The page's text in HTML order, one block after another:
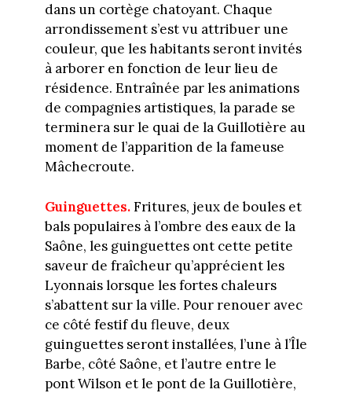
dans un cortège chatoyant. Chaque
arrondissement s’est vu attribuer une
couleur, que les habitants seront invités
à arborer en fonction de leur lieu de
résidence. Entraînée par les animations
de compagnies artistiques, la parade se
terminera sur le quai de la Guillotière au
moment de l’apparition de la fameuse
Mâchecroute.
Guinguettes. Fritures, jeux de boules et
bals populaires à l’ombre des eaux de la
Saône, les guinguettes ont cette petite
saveur de fraîcheur qu’apprécient les
Lyonnais lorsque les fortes chaleurs
s’abattent sur la ville. Pour renouer avec
ce côté festif du fleuve, deux
guinguettes seront installées, l’une à l’Île
Barbe, côté Saône, et l’autre entre le
pont Wilson et le pont de la Guillotière,